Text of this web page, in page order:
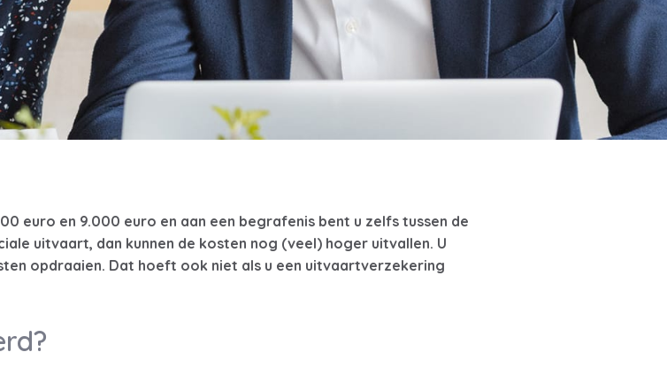
euro en 9.000 euro en aan een begrafenis bent u zelfs tussen de
uitvaart, dan kunnen de kosten nog (veel) hoger uitvallen. U
opdraaien. Dat hoeft ook niet als u een uitvaartverzekering